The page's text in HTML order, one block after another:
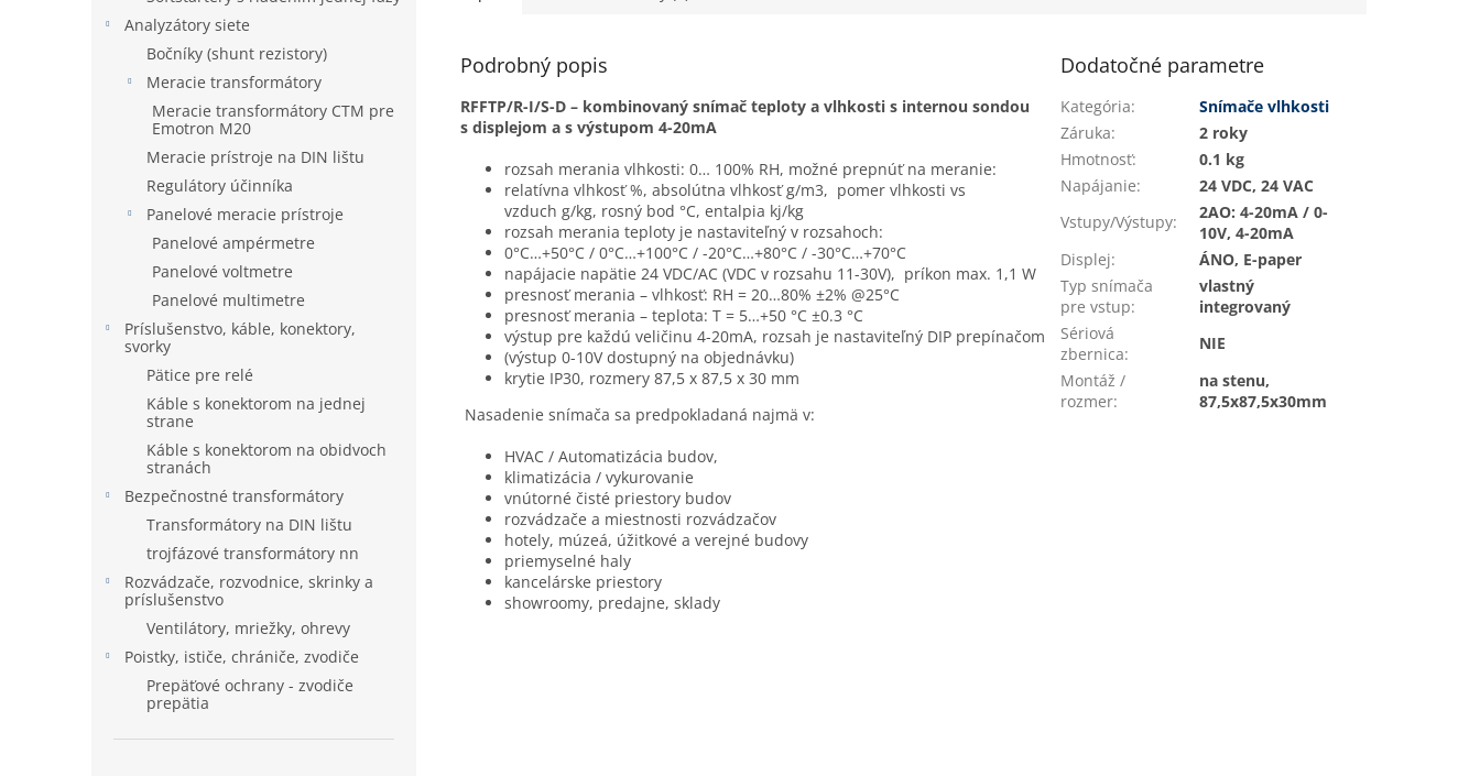
Analyzátory siete
Bočníky (shunt rezistory)
Meracie transformátory
Meracie transformátory CTM pre
Emotron M20
Meracie prístroje na DIN lištu
Regulátory účinníka
Panelové meracie prístroje
Panelové ampérmetre
Panelové voltmetre
Panelové multimetre
Príslušenstvo, káble, konektory,
svorky
Pätice pre relé
Káble s konektorom na jednej
strane
Káble s konektorom na obidvoch
stranách
Bezpečnostné transformátory
Transformátory na DIN lištu
trojfázové transformátory nn
Rozvádzače, rozvodnice, skrinky a
príslušenstvo
Ventilátory, mriežky, ohrevy
Poistky, ističe, chrániče, zvodiče
Prepäťové ochrany - zvodiče
prepätia
Podrobný popis
RFFTP/R-I/S-D – kombinovaný snímač teploty a vlhkosti s internou sondou
s displejom a s výstupom 4-20mA
rozsah merania vlhkosti: 0… 100% RH, možné prepnúť na meranie:
relatívna vlhkosť %, absolútna vlhkosť g/m3, pomer vlhkosti vs
vzduch g/kg, rosný bod °C, entalpia kj/kg
rozsah merania teploty je nastaviteľný v rozsahoch:
0°C…+50°C / 0°C…+100°C / -20°C…+80°C / -30°C…+70°C
napájacie napätie 24 VDC/AC (VDC v rozsahu 11-30V), príkon max. 1,1 W
presnosť merania – vlhkosť: RH = 20…80% ±2% @25°C
presnosť merania – teplota: T = 5…+50 °C ±0.3 °C
výstup pre každú veličinu 4-20mA, rozsah je nastaviteľný DIP prepínačom
(výstup 0-10V dostupný na objednávku)
krytie IP30, rozmery 87,5 x 87,5 x 30 mm
Nasadenie snímača sa predpokladaná najmä v:
HVAC / Automatizácia budov,
klimatizácia / vykurovanie
vnútorné čisté priestory budov
rozvádzače a miestnosti rozvádzačov
hotely, múzeá, úžitkové a verejné budovy
priemyselné haly
kancelárske priestory
showroomy, predajne, sklady
Dodatočné parametre
Kategória:
Snímače vlhkosti
Záruka:
2 roky
Hmotnosť:
0.1 kg
Napájanie:
24 VDC, 24 VAC
Vstupy/Výstupy:
2AO: 4-20mA / 0-
10V, 4-20mA
Displej:
ÁNO, E-paper
Typ snímača
pre vstup:
vlastný
integrovaný
Sériová
zbernica:
NIE
Montáž /
rozmer:
na stenu,
87,5x87,5x30mm